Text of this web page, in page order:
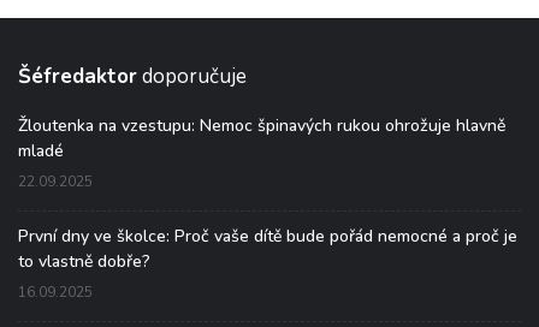
Šéfredaktordoporučuje
Žloutenka na vzestupu: Nemoc špinavých rukou ohrožuje hlavně
mladé
22.09.2025
První dny ve školce: Proč vaše dítě bude pořád nemocné a proč je
to vlastně dobře?
16.09.2025